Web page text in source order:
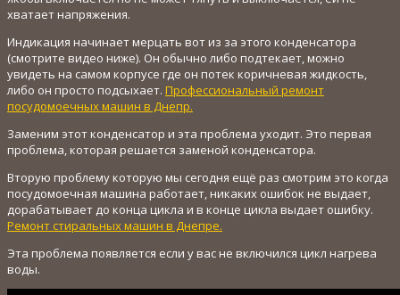
хватает напряжения.
Индикация начинает мерцать вот из за этого конденсатора
(смотрите видео ниже). Он обычно либо подтекает, можно
увидеть на самом корпусе где он потек коричневая жидкость,
либо он просто подсыхает. Профессиональный ремонт
посудомоечных машин в Днепр.
Заменим этот конденсатор и эта проблема уходит. Это первая
проблема, которая решается заменой конденсатора.
Вторую проблему которую мы сегодня ещё раз смотрим это когда
посудомоечная машина работает, никаких ошибок не выдает,
дорабатывает до конца цикла и в конце цикла выдает ошибку.
Ремонт стиральных машин в Днепре.
Эта проблема появляется если у вас не включился цикл нагрева
воды.